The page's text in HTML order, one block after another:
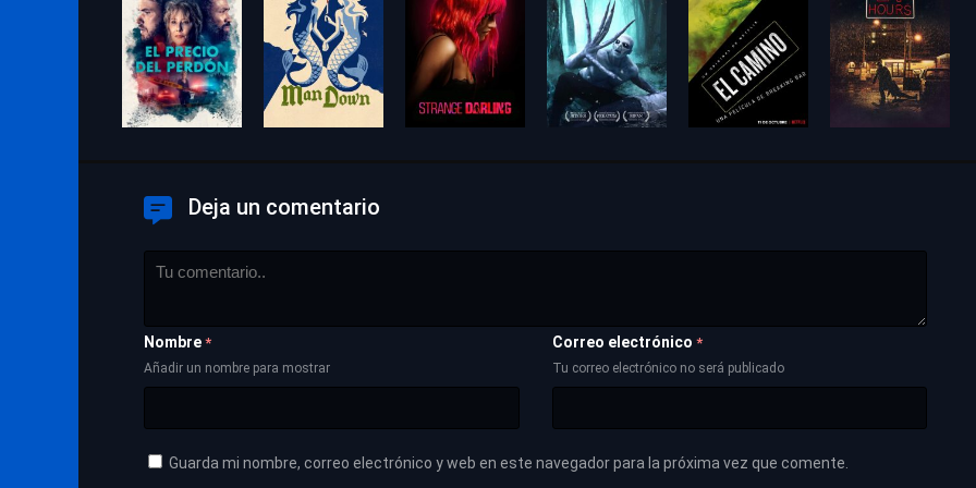
Deja un comentario
Nombre *
Añadir un nombre para mostrar
Correo electrónico *
Tu correo electrónico no será publicado
Guarda mi nombre, correo electrónico y web en este navegador para la próxima vez que comente.